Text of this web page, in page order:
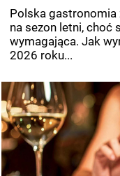
Polska
na sezon letni, choć
wymagająca. Jak
2026 roku...